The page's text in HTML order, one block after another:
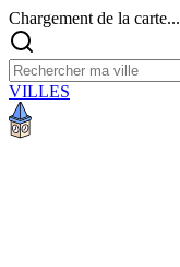
Chargement de la carte...
VILLES